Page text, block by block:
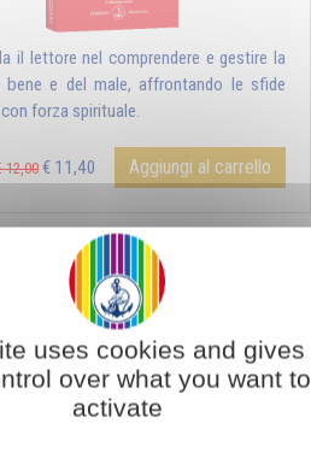
il lettore nel comprendere e gestire la
bene e del male, affrontando le sfide
forza spirituale.
12,00 € 11,40 Aggiungi al carrello
Natura umana e natura divina
uses cookies and gives
over what you want to
activate